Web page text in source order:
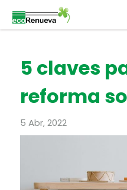
5 claves
reforma
5 Abr, 2022